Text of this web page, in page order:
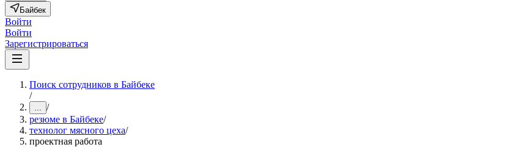
Байбек
Войти
Войти
Зарегистрироваться
Поиск сотрудников в Байбеке
/
... /
резюме в Байбеке/
технолог мясного цеха/
проектная работа